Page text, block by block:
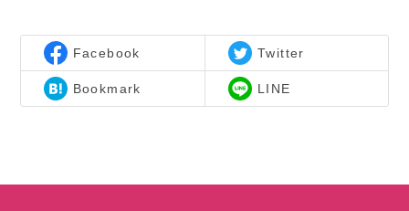
Facebook Twitter
Bookmark LINE